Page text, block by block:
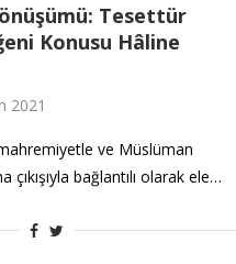
Tesettür
Konusu Hâline
2021
ve Müslüman
çıkışıyla bağlantılı olarak ele…